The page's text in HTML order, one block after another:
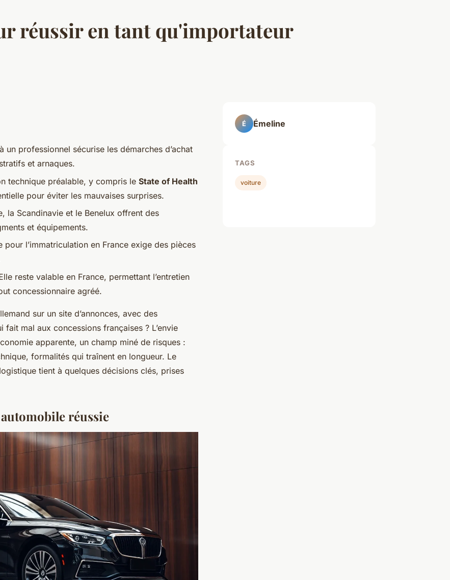
réussir en tant qu'importateur
un professionnel sécurise les démarches d’achat
et arnaques.
technique préalable, y compris le State of Health
pour éviter les mauvaises surprises.
la Scandinavie et le Benelux offrent des
et équipements.
l’immatriculation en France exige des pièces
reste valable en France, permettant l’entretien
concessionnaire agréé.
sur un site d’annonces, avec des
mal aux concessions françaises ? L’envie
apparente, un champ miné de risques :
formalités qui traînent en longueur. Le
tient à quelques décisions clés, prises
réussie
É Émeline
TAGS
voiture